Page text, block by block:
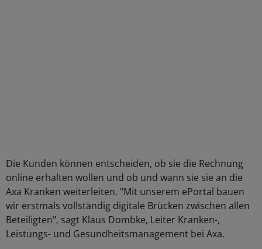
Die Kunden können entscheiden, ob sie die Rechnung
online erhalten wollen und ob und wann sie sie an die
Axa Kranken weiterleiten. "Mit unserem ePortal bauen
wir erstmals vollständig digitale Brücken zwischen allen
Beteiligten", sagt Klaus Dombke, Leiter Kranken-,
Leistungs- und Gesundheitsmanagement bei Axa.